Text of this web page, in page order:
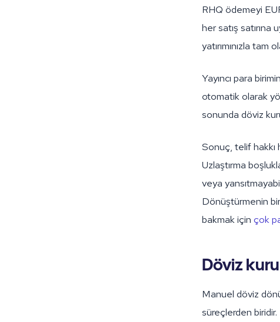
RHQ ödemeyi
her satış satırına
yatırımınızla tam
Yayıncı para
otomatik olarak
sonunda döviz
Sonuç, telif hakkı
Uzlaştırma
veya
Dönüştürmenin
bakmak için çok
Döviz
Manuel döviz
süreçlerden